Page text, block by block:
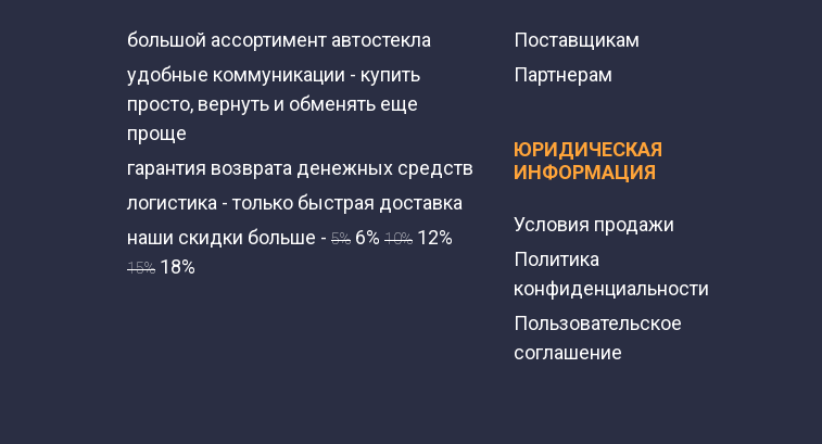
большой ассортимент автостекла
удобные коммуникации - купить
просто, вернуть и обменять еще
проще
гарантия возврата денежных средств
логистика - только быстрая доставка
наши скидки больше - 5% 6% 10% 12%
15% 18%
Поставщикам
Партнерам
ЮРИДИЧЕСКАЯ
ИНФОРМАЦИЯ
Условия продажи
Политика
конфиденциальности
Пользовательское
соглашение